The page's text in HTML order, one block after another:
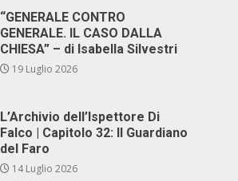
“GENERALE CONTRO
GENERALE. IL CASO DALLA
CHIESA” – di Isabella Silvestri
19 Luglio 2026
L’Archivio dell’Ispettore Di
Falco | Capitolo 32: Il Guardiano
del Faro
14 Luglio 2026